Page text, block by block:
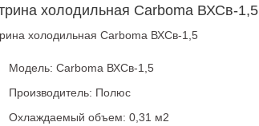
холодильная Carboma ВХСв-1,5
холодильная Carboma ВХСв-1,5
Модель: Carboma ВХСв-1,5
Производитель: Полюс
Охлаждаемый объем: 0,31 м2